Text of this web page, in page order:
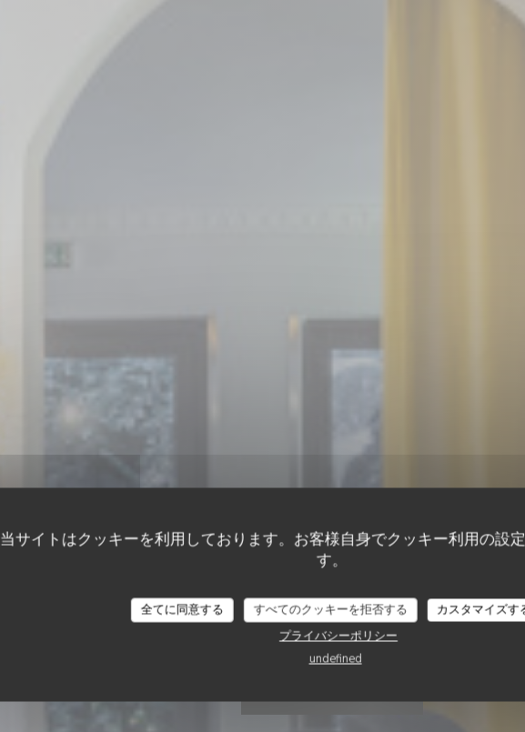
当サイトはクッキーを利用しております。お客様自身でクッキー利用の設
す。
全てに同意する すべてのクッキーを拒否する
カスタマイズす
プライバシーポリシー
undefined
レストランの伝統
Vin sur Vin
VIN SUR VIN